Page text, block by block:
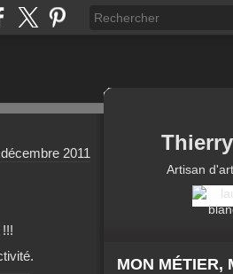
2011
Artisan
MON MÉTIER,